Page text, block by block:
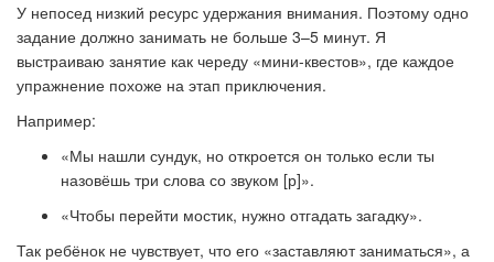
У непосед низкий ресурс удержания внимания. Поэтому одно
задание должно занимать не больше 3–5 минут. Я
выстраиваю занятие как череду «мини-квестов», где каждое
упражнение похоже на этап приключения.
Например:
«Мы нашли сундук, но откроется он только если ты
назовёшь три слова со звуком [р]».
«Чтобы перейти мостик, нужно отгадать загадку».
Так ребёнок не чувствует, что его «заставляют заниматься», а